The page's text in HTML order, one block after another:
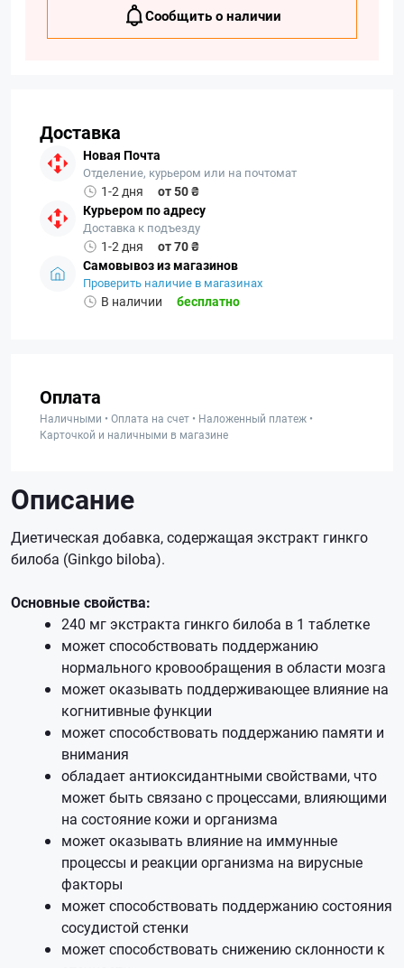
Сообщить о наличии
Доставка
Новая Почта
Отделение, курьером или на почтомат
1-2 дня
от 50 ₴
Курьером по адресу
Доставка к подъезду
1-2 дня
от 70 ₴
Самовывоз из магазинов
Проверить наличие в магазинах
В наличии бесплатно
Оплата
Наличными • Оплата на счет • Наложенный платеж •
Карточкой и наличными в магазине
Описание
Диетическая добавка, содержащая экстракт гинкго
билоба (Ginkgo biloba).
Основные свойства:
240 мг экстракта гинкго билоба в 1 таблетке
может способствовать поддержанию
нормального кровообращения в области мозга
может оказывать поддерживающее влияние на
когнитивные функции
может способствовать поддержанию памяти и
внимания
обладает антиоксидантными свойствами, что
может быть связано с процессами, влияющими
на состояние кожи и организма
может оказывать влияние на иммунные
процессы и реакции организма на вирусные
факторы
может способствовать поддержанию состояния
сосудистой стенки
может способствовать снижению склонности к